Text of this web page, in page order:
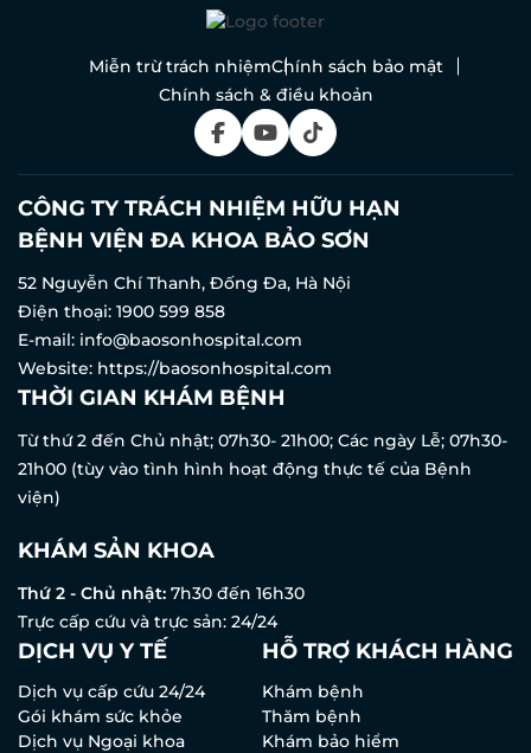
Miễn trừ trách nhiệmChính sách bảo mật
Chính sách & điều khoản
CÔNG TY TRÁCH NHIỆM HỮU HẠN
BỆNH VIỆN ĐA KHOA BẢO SƠN
52 Nguyễn Chí Thanh, Đống Đa, Hà Nội
Điện thoại: 1900 599 858
E-mail: info@baosonhospital.com
Website: https://baosonhospital.com
THỜI GIAN KHÁM BỆNH
Từ thứ 2 đến Chủ nhật; 07h30- 21h00; Các ngày Lễ; 07h30-
21h00 (tùy vào tình hình hoạt động thực tế của Bệnh
viện)
KHÁM SẢN KHOA
Thứ 2 - Chủ nhật: 7h30 đến 16h30
Trực cấp cứu và trực sản: 24/24
DỊCH VỤ Y TẾ
Dịch vụ cấp cứu 24/24
Gói khám sức khỏe
Dịch vụ Ngoại khoa
HỖ TRỢ KHÁCH HÀNG
Khám bệnh
Thăm bệnh
Khám bảo hiểm